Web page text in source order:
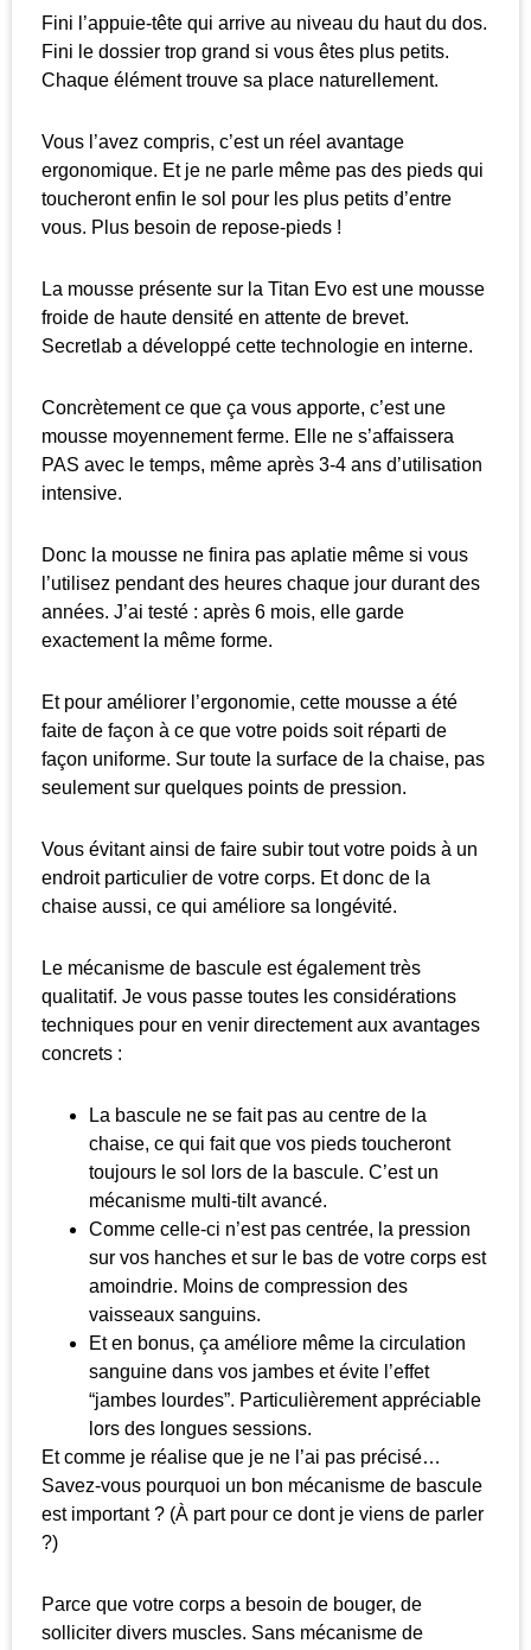
Fini l’appuie-tête qui arrive au niveau du haut du dos.
Fini le dossier trop grand si vous êtes plus petits.
Chaque élément trouve sa place naturellement.
Vous l’avez compris, c’est un réel avantage
ergonomique. Et je ne parle même pas des pieds qui
toucheront enfin le sol pour les plus petits d’entre
vous. Plus besoin de repose-pieds !
La mousse présente sur la Titan Evo est une mousse
froide de haute densité en attente de brevet.
Secretlab a développé cette technologie en interne.
Concrètement ce que ça vous apporte, c’est une
mousse moyennement ferme. Elle ne s’affaissera
PAS avec le temps, même après 3-4 ans d’utilisation
intensive.
Donc la mousse ne finira pas aplatie même si vous
l’utilisez pendant des heures chaque jour durant des
années. J’ai testé : après 6 mois, elle garde
exactement la même forme.
Et pour améliorer l’ergonomie, cette mousse a été
faite de façon à ce que votre poids soit réparti de
façon uniforme. Sur toute la surface de la chaise, pas
seulement sur quelques points de pression.
Vous évitant ainsi de faire subir tout votre poids à un
endroit particulier de votre corps. Et donc de la
chaise aussi, ce qui améliore sa longévité.
Le mécanisme de bascule est également très
qualitatif. Je vous passe toutes les considérations
techniques pour en venir directement aux avantages
concrets :
La bascule ne se fait pas au centre de la
chaise, ce qui fait que vos pieds toucheront
toujours le sol lors de la bascule. C’est un
mécanisme multi-tilt avancé.
Comme celle-ci n’est pas centrée, la pression
sur vos hanches et sur le bas de votre corps est
amoindrie. Moins de compression des
vaisseaux sanguins.
Et en bonus, ça améliore même la circulation
sanguine dans vos jambes et évite l’effet
“jambes lourdes”. Particulièrement appréciable
lors des longues sessions.
Et comme je réalise que je ne l’ai pas précisé…
Savez-vous pourquoi un bon mécanisme de bascule
est important ? (À part pour ce dont je viens de parler
?)
Parce que votre corps a besoin de bouger, de
solliciter divers muscles. Sans mécanisme de